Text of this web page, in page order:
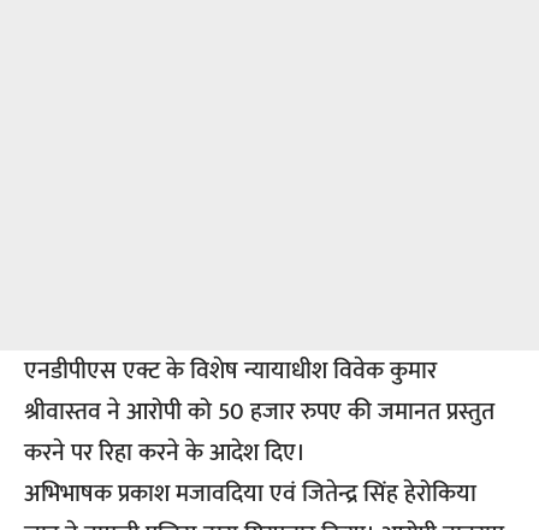
एनडीपीएस एक्ट के विशेष न्यायाधीश विवेक कुमार
श्रीवास्तव ने आरोपी को 50 हजार रुपए की जमानत प्रस्तुत
करने पर रिहा करने के आदेश दिए।
अभिभाषक प्रकाश मजावदिया एवं जितेन्द्र सिंह हेरोकिया